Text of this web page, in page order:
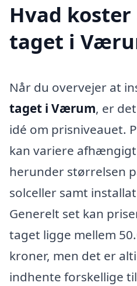
Hvad
taget i
Når du overvejer at
taget i Værum, er
idé om prisniveauet.
kan variere
herunder størrelsen
solceller samt
Generelt set kan
taget ligge mellem
kroner, men det er
indhente forskellige